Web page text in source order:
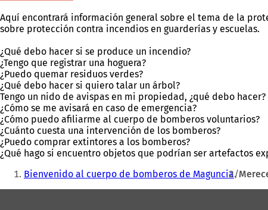
Aquí encontrará información general sobre el tema de la
sobre protección contra incendios en guarderías y escuelas.
¿Qué debo hacer si se produce un incendio?
¿Tengo que registrar una hoguera?
¿Puedo quemar residuos verdes?
¿Qué debo hacer si quiero talar un árbol?
Tengo un nido de avispas en mi propiedad, ¿qué debo hacer?
¿Cómo se me avisará en caso de emergencia?
¿Cómo puedo afiliarme al cuerpo de bomberos voluntarios?
¿Cuánto cuesta una intervención de los bomberos?
¿Puedo comprar extintores a los bomberos?
¿Qué hago si encuentro objetos que podrían ser artefactos
Estás
aquí:
Bienvenido al cuerpo de bomberos de Maguncia